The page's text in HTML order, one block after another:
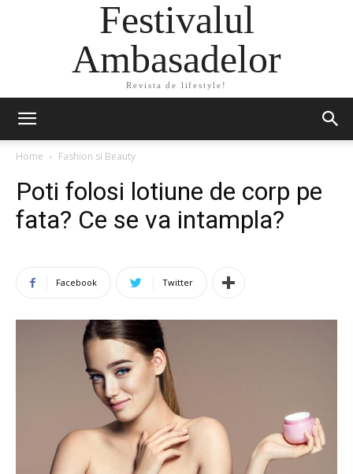
Festivalul
Ambasadelor
Revista de lifestyle!
Home Fashion si Beauty
Poti folosi lotiune de corp pe
fata? Ce se va intampla?
Facebook Twitter